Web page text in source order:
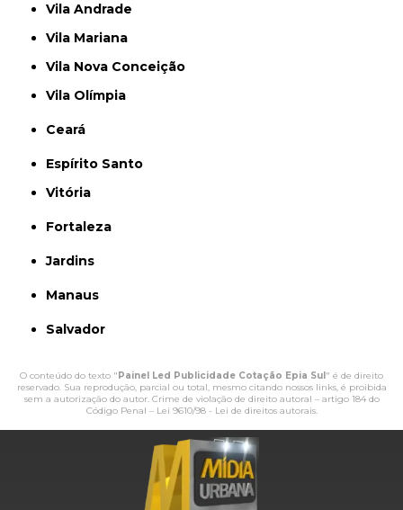
Vila Andrade
Vila Mariana
Vila Nova Conceição
Vila Olímpia
Ceará
Espírito Santo
Vitória
Fortaleza
Jardins
Manaus
Salvador
O conteúdo do texto " Painel Led Publicidade Cotação Epia Sul " é de direito
reservado. Sua reprodução, parcial ou total, mesmo citando nossos links, é proibida
sem a autorização do autor. Crime de violação de direito autoral – artigo 184 do
Código Penal – Lei 9610/98 - Lei de direitos autorais.